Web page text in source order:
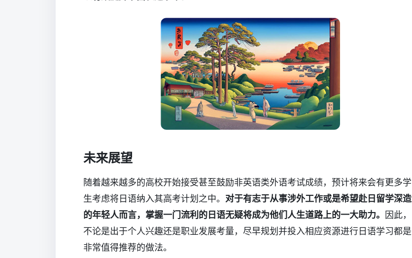
未来展望
随着越来越多的高校开始接受甚至鼓励非英语类外语考试成绩，预计将来会有更多学
生考虑将日语纳入其高考计划之中。 对于有志于从事涉外工作或是希望赴日留学深造
的年轻人而言，掌握一门流利的日语无疑将成为他们人生道路上的一大助力。
因此，
不论是出于个人兴趣还是职业发展考量，尽早规划并投入相应资源进行日语学习都是
非常值得推荐的做法。